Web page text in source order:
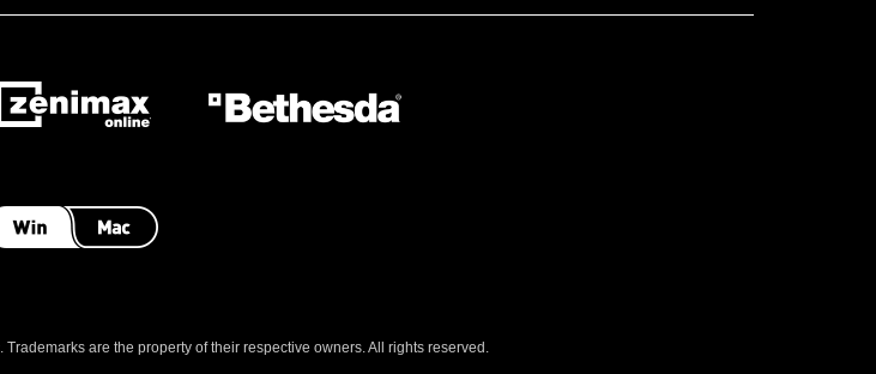
are the property of their respective owners. All rights reserved.